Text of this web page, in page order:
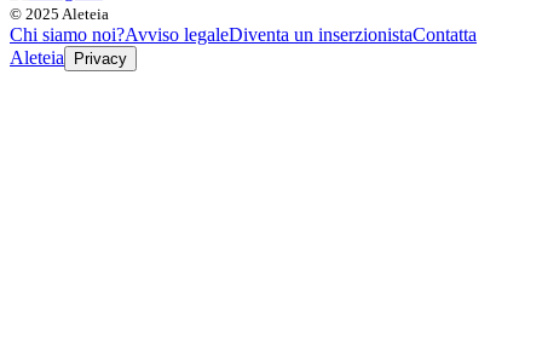
© 2025 Aleteia
Chi siamo noi?Avviso legaleDiventa un inserzionistaContatta
Aleteia
Privacy